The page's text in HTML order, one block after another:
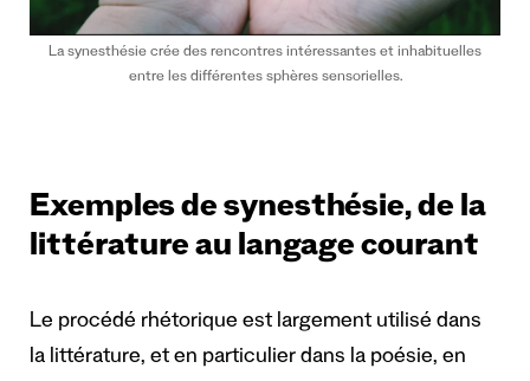
La synesthésie crée des rencontres intéressantes et inhabituelles
entre les différentes sphères sensorielles.
Exemples de synesthésie, de la
littérature au langage courant
Le procédé rhétorique est largement utilisé dans
la littérature, et en particulier dans la poésie, en